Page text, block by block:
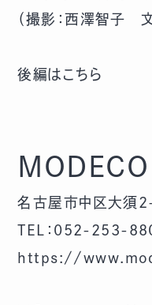
（撮影：西澤智子 文
後編はこちら
MODECO
名古屋市中区大須
TEL：052-253-
https://